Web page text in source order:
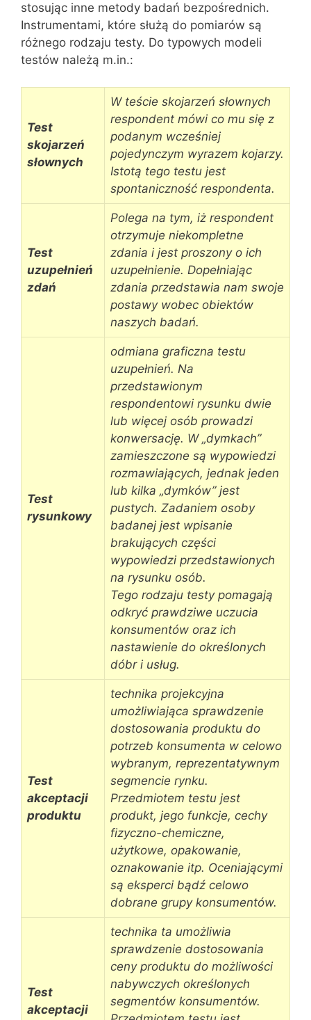
stosując inne metody badań bezpośrednich.
Instrumentami, które służą do pomiarów są
różnego rodzaju testy. Do typowych modeli
testów należą m.in.:
Test
skojarzeń
słownych
W teście skojarzeń słownych
respondent mówi co mu się z
podanym wcześniej
pojedynczym wyrazem kojarzy.
Istotą tego testu jest
spontaniczność respondenta.
Test
uzupełnień
zdań
Polega na tym, iż respondent
otrzymuje niekompletne
zdania i jest proszony o ich
uzupełnienie. Dopełniając
zdania przedstawia nam swoje
postawy wobec obiektów
naszych badań.
Test
rysunkowy
odmiana graficzna testu
uzupełnień. Na
przedstawionym
respondentowi rysunku dwie
lub więcej osób prowadzi
konwersację. W „dymkach”
zamieszczone są wypowiedzi
rozmawiających, jednak jeden
lub kilka „dymków” jest
pustych. Zadaniem osoby
badanej jest wpisanie
brakujących części
wypowiedzi przedstawionych
na rysunku osób.
Tego rodzaju testy pomagają
odkryć prawdziwe uczucia
konsumentów oraz ich
nastawienie do określonych
dóbr i usług.
Test
akceptacji
produktu
technika projekcyjna
umożliwiająca sprawdzenie
dostosowania produktu do
potrzeb konsumenta w celowo
wybranym, reprezentatywnym
segmencie rynku.
Przedmiotem testu jest
produkt, jego funkcje, cechy
fizyczno-chemiczne,
użytkowe, opakowanie,
oznakowanie itp. Oceniającymi
są eksperci bądź celowo
dobrane grupy konsumentów.
Test
akceptacji
technika ta umożliwia
sprawdzenie dostosowania
ceny produktu do możliwości
nabywczych określonych
segmentów konsumentów.